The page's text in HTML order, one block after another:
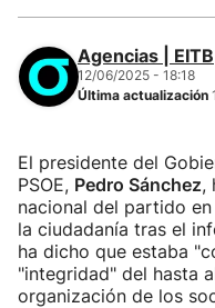
Agencias | EITB
12/06/2025 - 18:18
Última actualización
El presidente del
PSOE, Pedro Sánchez,
nacional del partido
la ciudadanía tras el
ha dicho que estaba
"integridad" del hasta
organización de los